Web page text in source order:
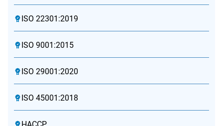
ISO 22301:2019
ISO 9001:2015
ISO 29001:2020
ISO 45001:2018
HACCP